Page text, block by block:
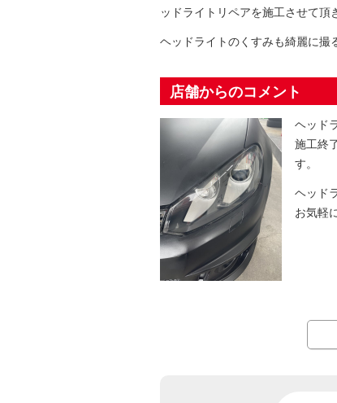
ッドライトリペアを施工させて頂
ヘッドライトのくすみも綺麗に撮
店舗からのコメント
ヘッド
施工終
す。
ヘッド
お気軽